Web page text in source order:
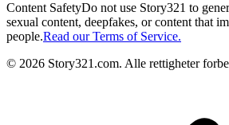
Content SafetyDo not use Story321 to
sexual content, deepfakes, or content that
people.Read our Terms of Service.
© 2026 Story321.com. Alle rettigheter